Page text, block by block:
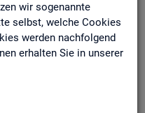
wir sogenannte
selbst, welche Cookies
werden nachfolgend
erhalten Sie in unserer
Kurz­vi­de­os
BA. Wir er­gän­zen unser
Sie sich ein Video
kon­tak­tie­ren Sie